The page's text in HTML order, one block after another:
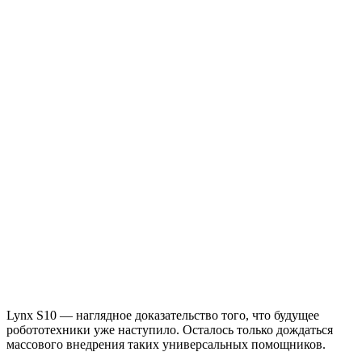
Lynx S10 — наглядное доказательство того, что будущее
робототехники уже наступило. Осталось только дождаться
массового внедрения таких универсальных помощников.